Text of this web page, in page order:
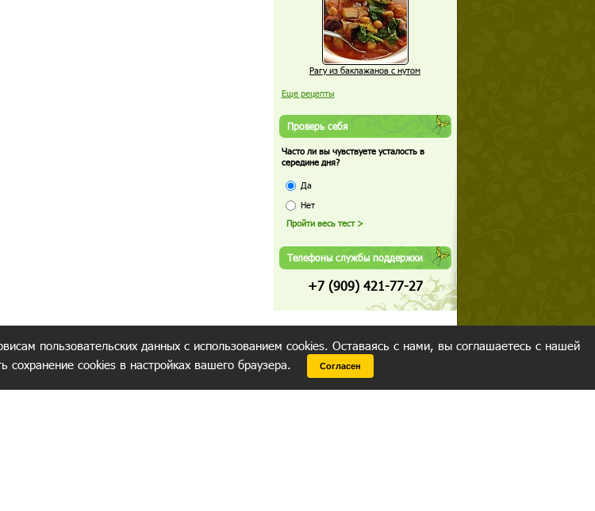
Рагу из баклажанов с нутом
Еще рецепты
Проверь себя
Часто ли вы чувствуете усталость в
середине дня?
Да
Нет
Телефоны службы поддержки
+7 (909) 421-77-27
пользовательских данных с использованием cookies. Оставаясь с нами, вы соглашаетесь с нашей
сохранение cookies в настройках вашего браузера. Согласен